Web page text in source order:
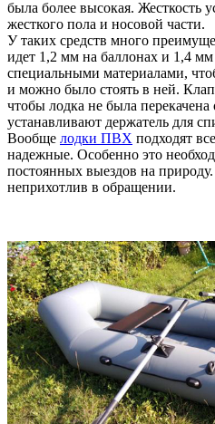
была более высокая. Жесткость
жесткого пола и носовой части.
У таких средств много
идет 1,2 мм на баллонах и 1,4
специальными материалами,
и можно было стоять в ней.
чтобы лодка не была перекачена
устанавливают держатель для
Вообще лодки ПВХ подходят
надежные. Особенно это
постоянных выездов на
неприхотлив в обращении.